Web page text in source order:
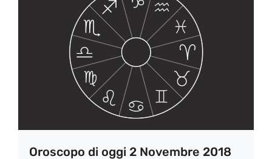
Oroscopo di oggi 2 Novembre 2018